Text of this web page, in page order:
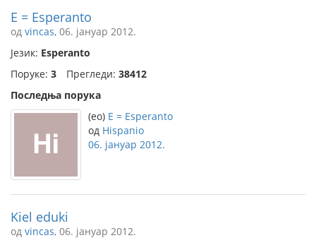
E = Esperanto
од vincas, 06. јануар 2012.
Језик: Esperanto
Поруке: 3 Прегледи: 38412
Последња порука
(eo) E = Esperanto
од Hispanio
06. јануар 2012.
Kiel eduki
од vincas, 06. јануар 2012.